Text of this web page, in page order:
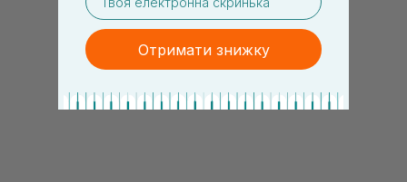
Отримати знижку